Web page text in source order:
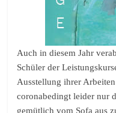
Auch in diesem Jahr
Schüler der
Ausstellung ihrer
coronabedingt leider nur
gemütlich vom Sofa aus